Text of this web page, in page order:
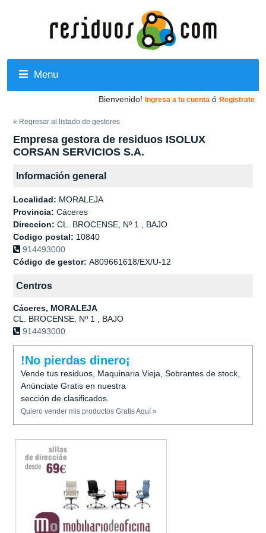
Menu
Bienvenido! Ingresa a tu cuenta ó Registrate
« Regresar al listado de gestores
Empresa gestora de residuos ISOLUX
CORSAN SERVICIOS S.A.
Información general
Localidad: MORALEJA
Provincia: Cáceres
Direccion: CL. BROCENSE, Nº 1 , BAJO
Codigo postal: 10840
914493000
Código de gestor: A809661618/EX/U-12
Centros
Cáceres, MORALEJA
CL. BROCENSE, Nº 1 , BAJO
914493000
!No pierdas dinero¡
Vende tus residuos, Maquinaria Vieja, Sobrantes de stock,
Anúnciate Gratis en nuestra
sección de clasificados.
Quiero vender mis productos Gratis Aquí »